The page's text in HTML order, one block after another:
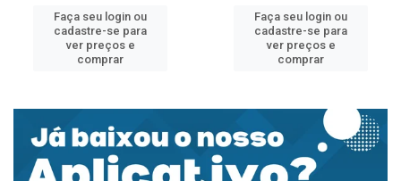
Faça seu login ou
cadastre-se para
ver preços e
comprar
Faça seu login ou
cadastre-se para
ver preços e
comprar